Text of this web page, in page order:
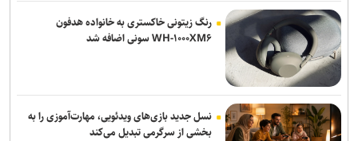
رنگ زیتونی خاکستری به خانواده هدفون
WH-۱۰۰۰XM۶ سونی اضافه شد
نسل جدید بازی‌های ویدئویی، مهارت‌آموزی را به
بخشی از سرگرمی تبدیل می‌کند